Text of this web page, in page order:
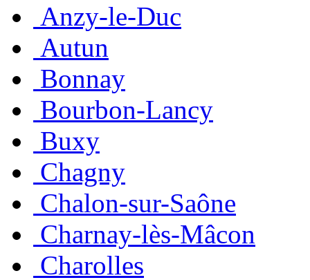
Anzy-le-Duc
Autun
Bonnay
Bourbon-Lancy
Buxy
Chagny
Chalon-sur-Saône
Charnay-lès-Mâcon
Charolles